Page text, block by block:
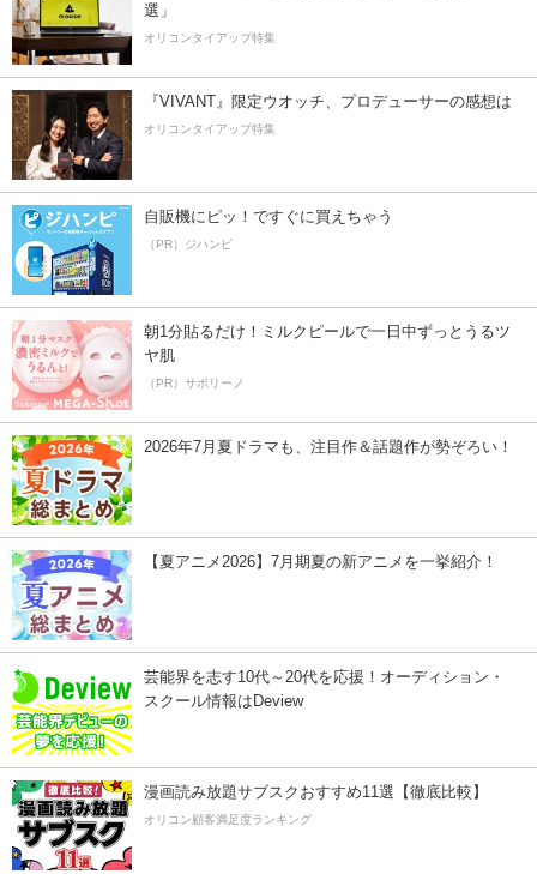
選」
オリコンタイアップ特集
『VIVANT』限定ウオッチ、プロデューサーの感想は
オリコンタイアップ特集
自販機にピッ！ですぐに買えちゃう
（PR）ジハンピ
朝1分貼るだけ！ミルクピールで一日中ずっとうるツ
ヤ肌
（PR）サボリーノ
2026年7月夏ドラマも、注目作＆話題作が勢ぞろい！
【夏アニメ2026】7月期夏の新アニメを一挙紹介！
芸能界を志す10代～20代を応援！オーディション・
スクール情報はDeview
漫画読み放題サブスクおすすめ11選【徹底比較】
オリコン顧客満足度ランキング